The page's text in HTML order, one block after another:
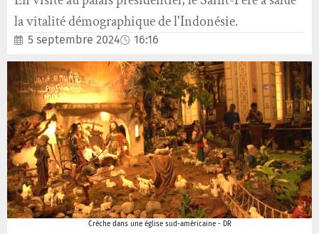
la vitalité démographique de l'Indonésie.
5 septembre 2024 16:16
Crèche dans une église sud-américaine - DR